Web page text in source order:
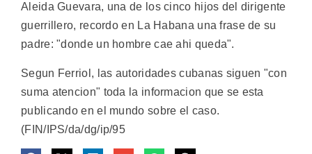
Aleida Guevara, una de los cinco hijos del dirigente
guerrillero, recordo en La Habana una frase de su
padre: "donde un hombre cae ahi queda".
Segun Ferriol, las autoridades cubanas siguen "con
suma atencion" toda la informacion que se esta
publicando en el mundo sobre el caso.
(FIN/IPS/da/dg/ip/95